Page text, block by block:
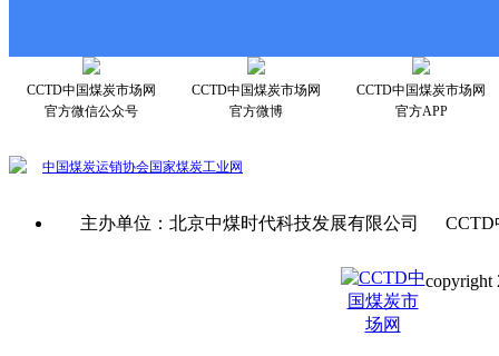
CCTD中国煤炭市场网
官方微信公众号
CCTD中国煤炭市场网
官方微博
CCTD中国煤炭市场网
官方APP
中国煤炭运销协会国家煤炭工业网
主办单位：北京中煤时代科技发展有限公司
copyright